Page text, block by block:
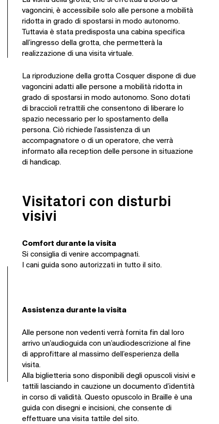
vagoncini, è accessibile solo alle persone a mobilità
ridotta in grado di spostarsi in modo autonomo.
Tuttavia è stata predisposta una cabina specifica
all’ingresso della grotta, che permetterà la
realizzazione di una visita virtuale.
La riproduzione della grotta Cosquer dispone di due
vagoncini adatti alle persone a mobilità ridotta in
grado di spostarsi in modo autonomo. Sono dotati
di braccioli retrattili che consentono di liberare lo
spazio necessario per lo spostamento della
persona. Ciò richiede l’assistenza di un
accompagnatore o di un operatore, che verrà
informato alla reception delle persone in situazione
di handicap.
Visitatori con disturbi
visivi
Comfort durante la visita
Si consiglia di venire accompagnati.
I cani guida sono autorizzati in tutto il sito.
Assistenza durante la visita
Alle persone non vedenti verrà fornita fin dal loro
arrivo un’audioguida con un’audiodescrizione al fine
di approfittare al massimo dell’esperienza della
visita.
Alla biglietteria sono disponibili degli opuscoli visivi e
tattili lasciando in cauzione un documento d’identità
in corso di validità. Questo opuscolo in Braille è una
guida con disegni e incisioni, che consente di
effettuare una visita tattile del sito.